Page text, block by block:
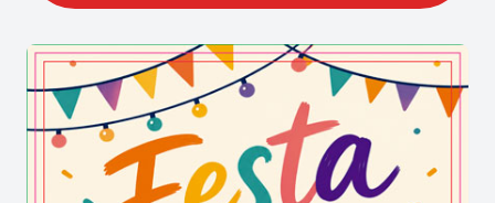
curiosos vinguts de les comarques properes i
d’altres punts de Catalunya.
Les tradicions evolucionen però el sentit és el
mateix. Això és el que ha passat amb els mossos i
mosses encarregats de portar La Candelera